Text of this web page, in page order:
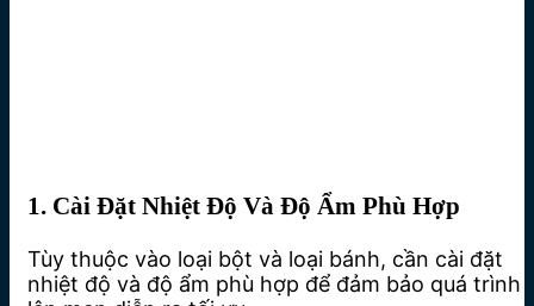
1. Cài Đặt Nhiệt Độ Và Độ Ẩm Phù Hợp
Tùy thuộc vào loại bột và loại bánh, cần cài đặt
nhiệt độ và độ ẩm phù hợp để đảm bảo quá trình